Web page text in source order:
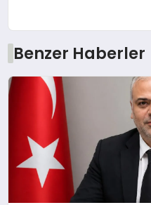
Benzer Haberler